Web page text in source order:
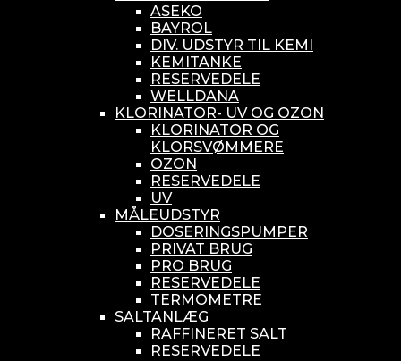
ASEKO
BAYROL
DIV. UDSTYR TIL KEMI
KEMITANKE
RESERVEDELE
WELLDANA
KLORINATOR- UV OG OZON
KLORINATOR OG
KLORSVØMMERE
OZON
RESERVEDELE
UV
MÅLEUDSTYR
DOSERINGSPUMPER
PRIVAT BRUG
PRO BRUG
RESERVEDELE
TERMOMETRE
SALTANLÆG
RAFFINERET SALT
RESERVEDELE